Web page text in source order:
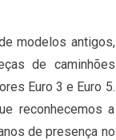
modelos antigos,
de caminhões
Euro 3 e Euro 5.
reconhecemos a
de presença no